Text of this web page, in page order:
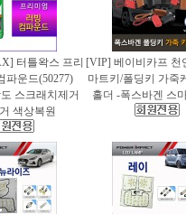
터틀왁스 프리
파운드(50277)
스크래치제거
색상복원
[VIP] 베이비카프 천
마트키/폴딩키 가죽
홀더 -폭스바겐 스